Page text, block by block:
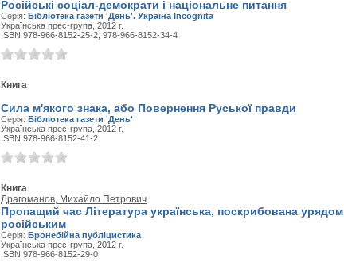
Російські соціал-демократи і національне питання
Серія: Бібліотека газети 'День'. Україна Incognita
Українська прес-група, 2012 г.
ISBN 978-966-8152-25-2, 978-966-8152-34-4
Книга
Сила м'якого знака, або Повернення Руської правди
Серія: Бібліотека газети 'День'
Українська прес-група, 2012 г.
ISBN 978-966-8152-41-2
Книга
Драгоманов, Михайло Петрович
Пропащий час Література українська, поскрибована урядом
російським
Серія: Бронебійна публіцистика
Українська прес-група, 2012 г.
ISBN 978-966-8152-29-0